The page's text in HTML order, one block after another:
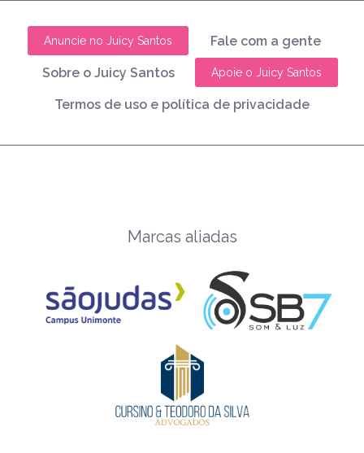
Anuncie no Juicy Santos Fale com a gente
Sobre o Juicy Santos Apoie o Juicy Santos
Termos de uso e política de privacidade
Marcas aliadas